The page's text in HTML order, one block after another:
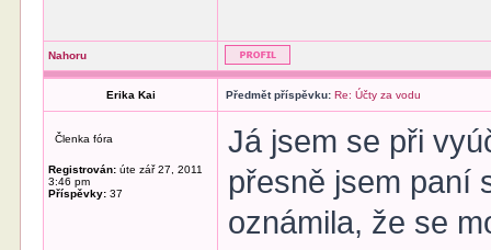
Nahoru
Erika Kai Předmět příspěvku: Re: Účty za vodu
Členka fóra
Registrován: úte zář 27, 2011
3:46 pm
Příspěvky: 37
Já jsem se při
přesně jsem paní
oznámila, že se